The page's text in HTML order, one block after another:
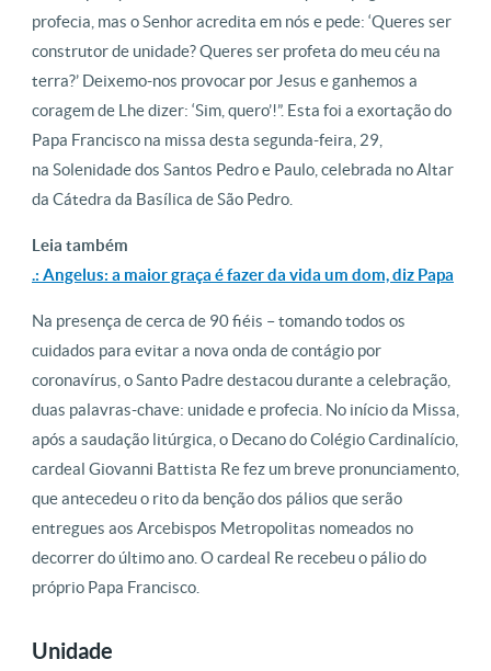
profecia, mas o Senhor acredita em nós e pede: ‘Queres ser
construtor de unidade? Queres ser profeta do meu céu na
terra?’ Deixemo-nos provocar por Jesus e ganhemos a
coragem de Lhe dizer: ‘Sim, quero’!”. Esta foi a exortação do
Papa Francisco na missa desta segunda-feira, 29,
na Solenidade dos Santos Pedro e Paulo, celebrada no Altar
da Cátedra da Basílica de São Pedro.
Leia também
.: Angelus: a maior graça é fazer da vida um dom, diz Papa
Na presença de cerca de 90 fiéis – tomando todos os
cuidados para evitar a nova onda de contágio por
coronavírus, o Santo Padre destacou durante a celebração,
duas palavras-chave: unidade e profecia. No início da Missa,
após a saudação litúrgica, o Decano do Colégio Cardinalício,
cardeal Giovanni Battista Re fez um breve pronunciamento,
que antecedeu o rito da benção dos pálios que serão
entregues aos Arcebispos Metropolitas nomeados no
decorrer do último ano. O cardeal Re recebeu o pálio do
próprio Papa Francisco.
Unidade